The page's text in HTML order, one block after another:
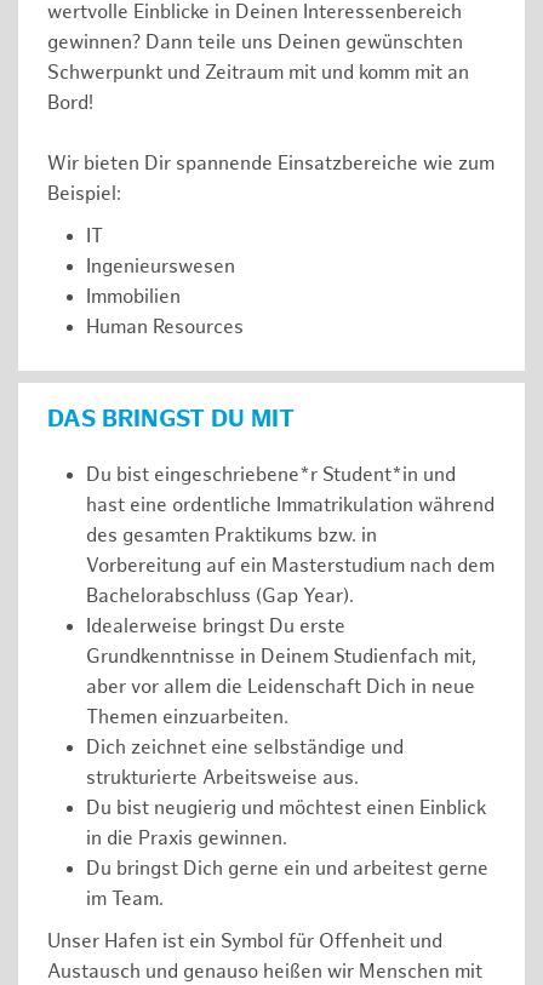
wertvolle Einblicke in Deinen Interessenbereich
gewinnen? Dann teile uns Deinen gewünschten
Schwerpunkt und Zeitraum mit und komm mit an
Bord!
Wir bieten Dir spannende Einsatzbereiche wie zum
Beispiel:
IT
Ingenieurswesen
Immobilien
Human Resources
DAS BRINGST DU MIT
Du bist eingeschriebene*r Student*in und
hast eine ordentliche Immatrikulation während
des gesamten Praktikums bzw. in
Vorbereitung auf ein Masterstudium nach dem
Bachelorabschluss (Gap Year).
Idealerweise bringst Du erste
Grundkenntnisse in Deinem Studienfach mit,
aber vor allem die Leidenschaft Dich in neue
Themen einzuarbeiten.
Dich zeichnet eine selbständige und
strukturierte Arbeitsweise aus.
Du bist neugierig und möchtest einen Einblick
in die Praxis gewinnen.
Du bringst Dich gerne ein und arbeitest gerne
im Team.
Unser Hafen ist ein Symbol für Offenheit und
Austausch und genauso heißen wir Menschen mit